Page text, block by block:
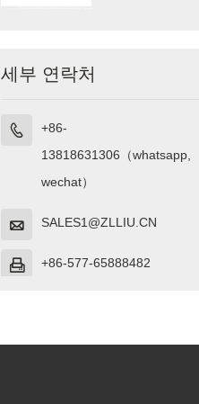
세부 연락처

+86-
13818631306（whatsapp,
wechat）
 SALES1@ZLLIU.CN
 +86-577-65888482